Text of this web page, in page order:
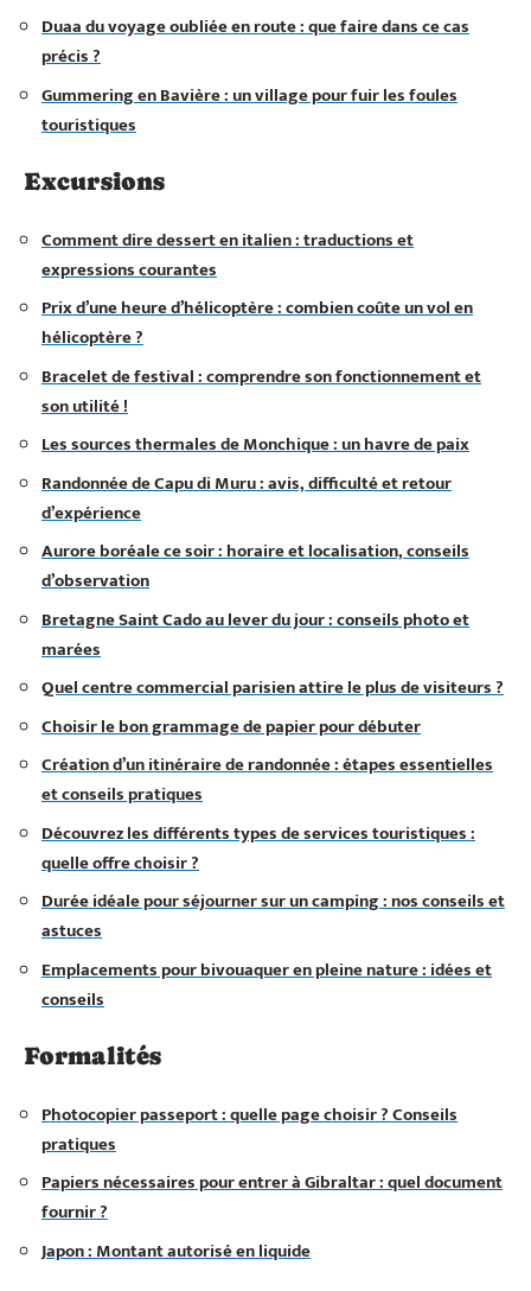
Duaa du voyage oubliée en route : que faire dans ce cas
précis ?
Gummering en Bavière : un village pour fuir les foules
touristiques
Excursions
Comment dire dessert en italien : traductions et
expressions courantes
Prix d’une heure d’hélicoptère : combien coûte un vol en
hélicoptère ?
Bracelet de festival : comprendre son fonctionnement et
son utilité !
Les sources thermales de Monchique : un havre de paix
Randonnée de Capu di Muru : avis, difficulté et retour
d’expérience
Aurore boréale ce soir : horaire et localisation, conseils
d’observation
Bretagne Saint Cado au lever du jour : conseils photo et
marées
Quel centre commercial parisien attire le plus de visiteurs ?
Choisir le bon grammage de papier pour débuter
Création d’un itinéraire de randonnée : étapes essentielles
et conseils pratiques
Découvrez les différents types de services touristiques :
quelle offre choisir ?
Durée idéale pour séjourner sur un camping : nos conseils et
astuces
Emplacements pour bivouaquer en pleine nature : idées et
conseils
Formalités
Photocopier passeport : quelle page choisir ? Conseils
pratiques
Papiers nécessaires pour entrer à Gibraltar : quel document
fournir ?
Japon : Montant autorisé en liquide